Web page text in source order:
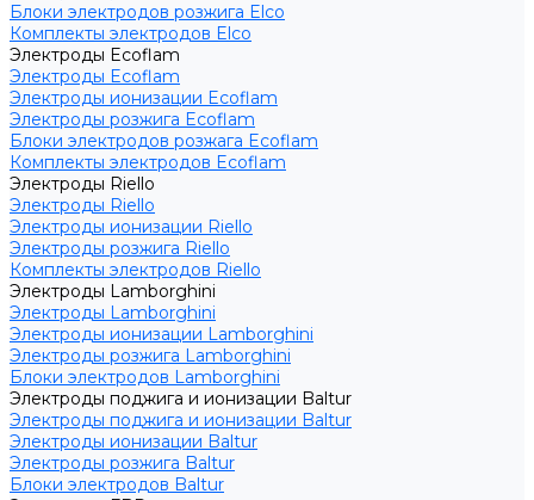
Блоки электродов розжига Elco
Комплекты электродов Elco
Электроды Ecoflam
Электроды Ecoflam
Электроды ионизации Ecoflam
Электроды розжига Ecoflam
Блоки электродов розжага Ecoflam
Комплекты электродов Ecoflam
Электроды Riello
Электроды Riello
Электроды ионизации Riello
Электроды розжига Riello
Комплекты электродов Riello
Электроды Lamborghini
Электроды Lamborghini
Электроды ионизации Lamborghini
Электроды розжига Lamborghini
Блоки электродов Lamborghini
Электроды поджига и ионизации Baltur
Электроды поджига и ионизации Baltur
Электроды ионизации Baltur
Электроды розжига Baltur
Блоки электродов Baltur